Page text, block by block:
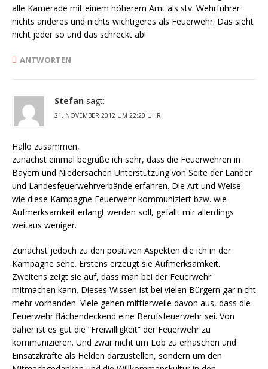
alle Kamerade mit einem höherem Amt als stv. Wehrführer
nichts anderes und nichts wichtigeres als Feuerwehr. Das sieht
nicht jeder so und das schreckt ab!
ANTWORTEN
Stefan sagt:
21. NOVEMBER 2012 UM 22:20 UHR
Hallo zusammen,
zunächst einmal begrüße ich sehr, dass die Feuerwehren in
Bayern und Niedersachen Unterstützung von Seite der Länder
und Landesfeuerwehrverbände erfahren. Die Art und Weise
wie diese Kampagne Feuerwehr kommuniziert bzw. wie
Aufmerksamkeit erlangt werden soll, gefällt mir allerdings
weitaus weniger.
Zunächst jedoch zu den positiven Aspekten die ich in der
Kampagne sehe. Erstens erzeugt sie Aufmerksamkeit.
Zweitens zeigt sie auf, dass man bei der Feuerwehr
mitmachen kann. Dieses Wissen ist bei vielen Bürgern gar nicht
mehr vorhanden. Viele gehen mittlerweile davon aus, dass die
Feuerwehr flächendeckend eine Berufsfeuerwehr sei. Von
daher ist es gut die “Freiwilligkeit” der Feuerwehr zu
kommunizieren. Und zwar nicht um Lob zu erhaschen und
Einsatzkräfte als Helden darzustellen, sondern um den